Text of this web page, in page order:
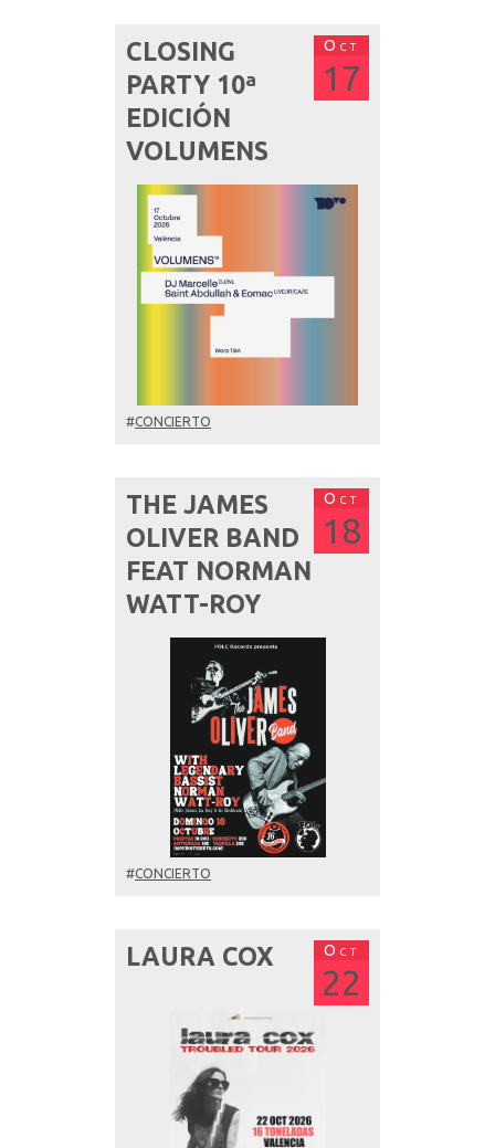
Oct
17
CLOSING
PARTY 10ª
EDICIÓN
VOLUMENS
#CONCIERTO
Oct
18
THE JAMES
OLIVER BAND
FEAT NORMAN
WATT-ROY
#CONCIERTO
Oct
22
LAURA COX